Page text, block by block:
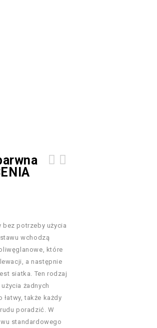
bez potrzeby użycia
wchodzą
które
a następnie
siatka. Ten rodzaj
żadnych
także każdy
poradzić. W
standardowego